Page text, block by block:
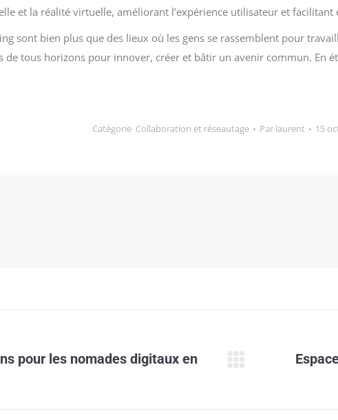
et la réalité virtuelle, améliorant l’expérience utilisateur et
sont bien plus que des lieux où les gens se rassemblent pour
de tous horizons pour innover, créer et bâtir un avenir commun. En
Catégorie Collaboration et réseautage Par laurent 15
pour les nomades digitaux en
Onglet